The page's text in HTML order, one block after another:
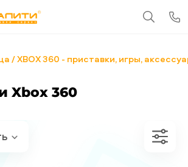
XBOX 360 - приставки, игры,
Xbox 360